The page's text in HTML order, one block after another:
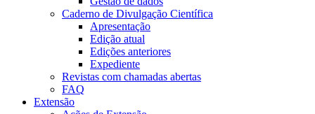
Caderno de Divulgação Científica
Apresentação
Edição atual
Edições anteriores
Expediente
Revistas com chamadas abertas
FAQ
Extensão